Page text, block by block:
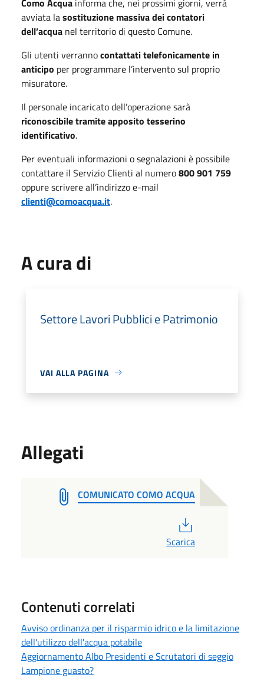
avviata lasostituzione massiva dei contatori
dell’acqua nel territorio di questo Comune.
Gli utenti verrannocontattati telefonicamente in
anticipo per programmare l’intervento sul proprio
misuratore.
Il personale incaricato dell’operazione sarà
riconoscibile tramite apposito tesserino
identificativo.
Per eventuali informazioni o segnalazioni è possibile
contattare il Servizio Clienti al numero800 901 759
oppure scrivere all’indirizzo e-mail
clienti@comoacqua.it.
A cura di
Settore Lavori Pubblici e Patrimonio
VAI ALLA PAGINA
Allegati
COMUNICATO COMO ACQUA
Scarica
Contenuti correlati
Avviso ordinanza per il risparmio idrico e la limitazione
dell'utilizzo dell'acqua potabile
Aggiornamento Albo Presidenti e Scrutatori di seggio
Lampione guasto?